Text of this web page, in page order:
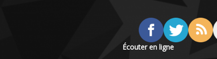
Écouter en ligne